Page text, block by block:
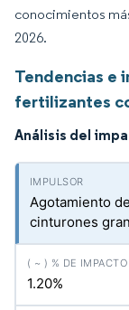
conocimientos
2026.
Tendencias e
fertilizantes
Análisis del
Agotamiento
cinturones
1.20%